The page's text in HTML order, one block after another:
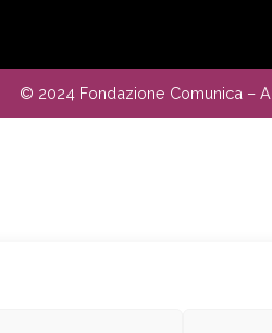
© 2024 Fondazione Comunica –